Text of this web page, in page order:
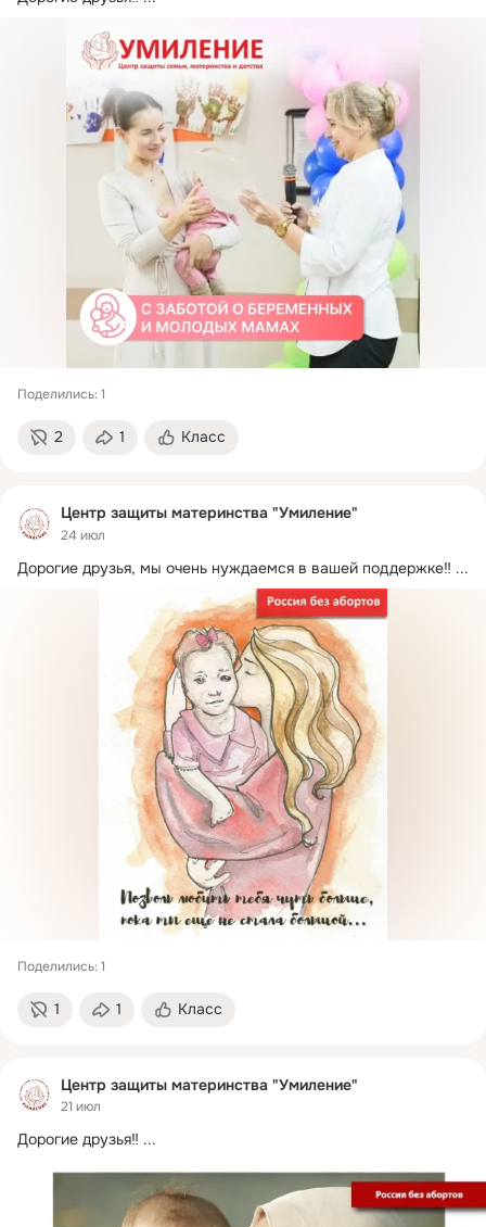
Поделились: 1
2 1 Класс
Центр защиты материнства "Умиление"
24 июл
Дорогие друзья, мы очень нуждаемся в вашей поддержке‼ ...
Поделились: 1
1 1 Класс
Центр защиты материнства "Умиление"
21 июл
Дорогие друзья‼ ...